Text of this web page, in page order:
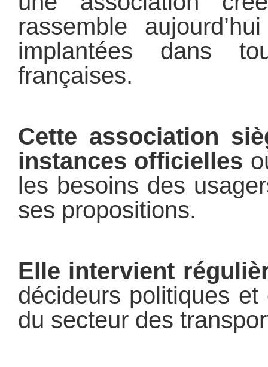
rassemble
implantées dans
françaises.
Cette association
instances officielles
les besoins des
ses propositions.
Elle intervient
décideurs politiques
du secteur des